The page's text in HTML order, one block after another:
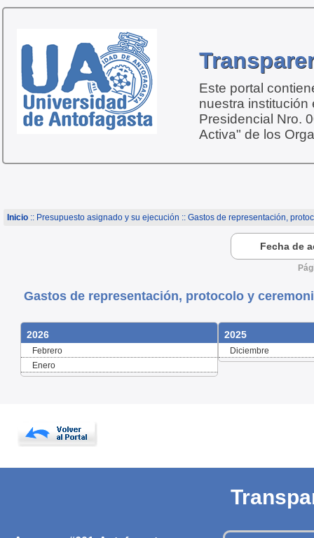
Este portal
nuestra institución
Presidencial Nro.
Activa" de los
Inicio:: Presupuesto asignado y su ejecución :: Gastos de representación,
Fecha de
Gastos de representación, protocolo y
2026
Febrero
Enero
2025
Diciembre